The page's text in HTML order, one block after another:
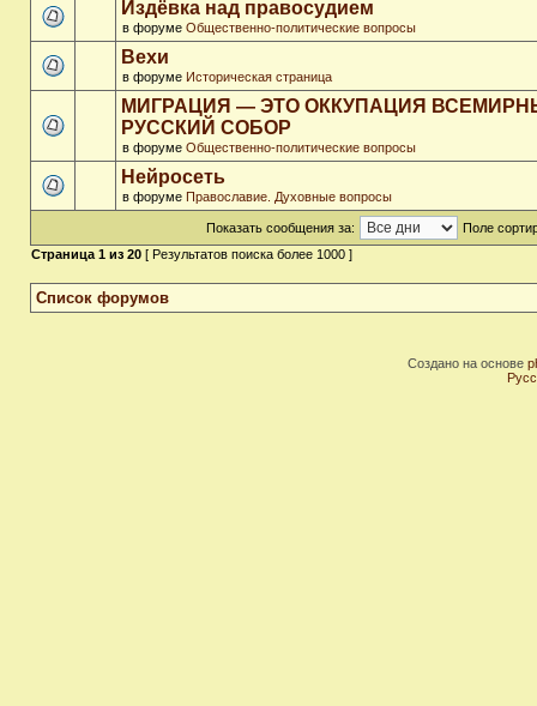
Издёвка над правосудием
в форуме Общественно-политические вопросы
Вехи
в форуме Историческая страница
МИГРАЦИЯ — ЭТО ОККУПАЦИЯ
РУССКИЙ СОБОР
в форуме Общественно-политические вопросы
Нейросеть
в форуме Православие. Духовные вопросы
Показать сообщения за:
Поле
Страница 1 из 20 [ Результатов поиска более 1000 ]
Список форумов
Создано на основе